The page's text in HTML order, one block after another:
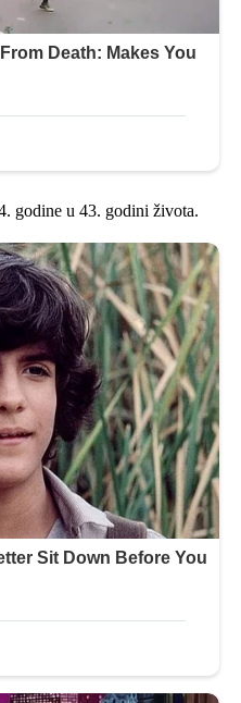
godine u 43. godini života.